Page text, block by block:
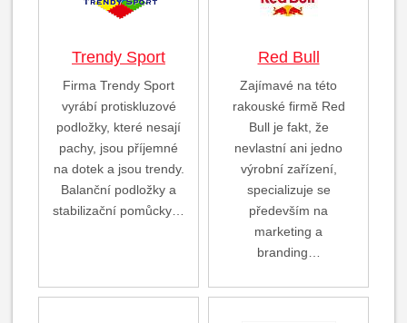
Trendy Sport
Firma Trendy Sport
vyrábí protiskluzové
podložky, které nesají
pachy, jsou příjemné
na dotek a jsou trendy.
Balanční podložky a
stabilizační pomůcky…
Red Bull
Zajímavé na této
rakouské firmě Red
Bull je fakt, že
nevlastní ani jedno
výrobní zařízení,
specializuje se
především na
marketing a
branding…